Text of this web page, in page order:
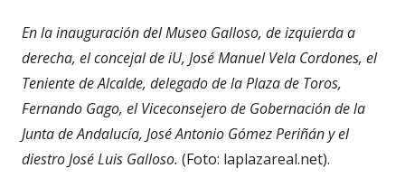
En la inauguración del Museo Galloso, de izquierda a
derecha, el concejal de iU, José Manuel Vela Cordones, el
Teniente de Alcalde, delegado de la Plaza de Toros,
Fernando Gago, el Viceconsejero de Gobernación de la
Junta de Andalucía, José Antonio Gómez Periñán y el
diestro José Luis Galloso. (Foto: laplazareal.net).